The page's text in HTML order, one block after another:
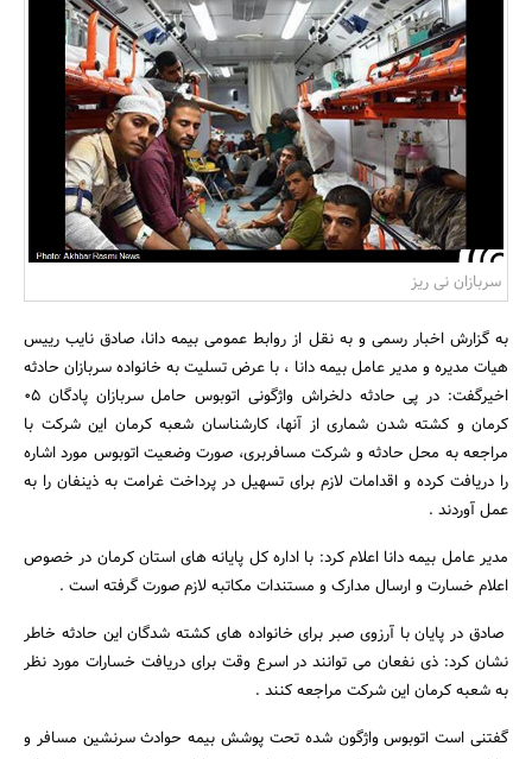
بانک، بیمه و سرمایه
مسکن و ساختمان
جستجو
سربازان نی ریز
به گزارش اخبار رسمی و به نقل از روابط عمومی بیمه دانا، صادق نایب رییس
هیات مدیره و مدیر عامل بیمه دانا ، با عرض تسلیت به خانواده سربازان حادثه
اخیرگفت: در پی حادثه دلخراش واژگونی اتوبوس حامل سربازان پادگان 05
کرمان و کشته شدن شماری از آنها، کارشناسان شعبه کرمان این شرکت با
مراجعه به محل حادثه و شرکت مسافربری، صورت وضعیت اتوبوس مورد اشاره
را دریافت کرده و اقدامات لازم برای تسهیل در پرداخت غرامت به ذینفان را به
عمل آوردند .
مدیر عامل بیمه دانا اعلام کرد: با اداره کل پایانه های استان کرمان در خصوص
اعلام خسارت و ارسال مدارک و مستندات مکاتبه لازم صورت گرفته است .
صادق در پایان با آرزوی صبر برای خانواده های کشته شدگان این حادثه خاطر
نشان کرد: ذی نفعان می توانند در اسرع وقت برای دریافت خسارات مورد نظر
به شعبه کرمان این شرکت مراجعه کنند .
گفتنی است اتوبوس واژگون شده تحت پوشش بیمه حوادث سرنشین مسافر و